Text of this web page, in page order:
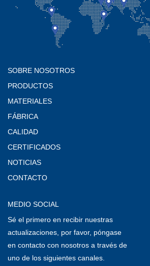
SOBRE NOSOTROS
PRODUCTOS
MATERIALES
FÁBRICA
CALIDAD
CERTIFICADOS
NOTICIAS
CONTACTO
MEDIO SOCIAL
Sé el primero en recibir nuestras
actualizaciones, por favor, póngase
en contacto con nosotros a través de
uno de los siguientes canales.